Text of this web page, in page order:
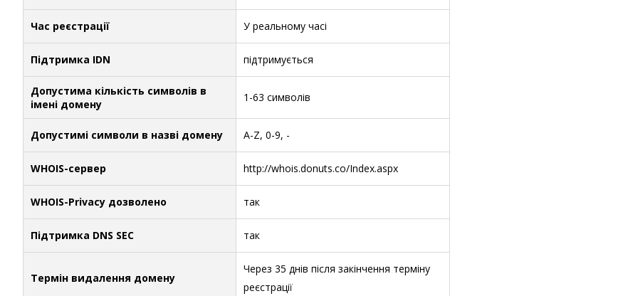
Час реєстрації У реальному часі
Підтримка IDN підтримується
Допустима кількість символів в
імені домену
1-63 символів
Допустимі символи в назві домену A-Z, 0-9, -
WHOIS-сервер http://whois.donuts.co/Index.aspx
WHOIS-Privacy дозволено так
Підтримка DNS SEC так
Термін видалення домену
Через 35 днів після закінчення терміну
реєстрації